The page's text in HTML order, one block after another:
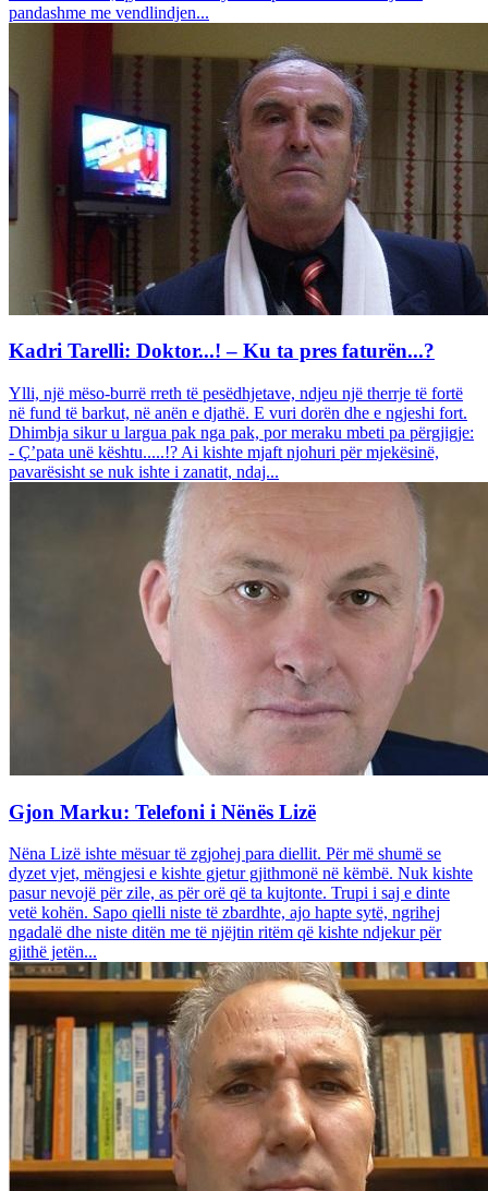
pandashme me vendlindjen...
Kadri Tarelli: Doktor...! – Ku ta pres faturën...?
Ylli, një mëso-burrë rreth të pesëdhjetave, ndjeu një therrje të fortë
në fund të barkut, në anën e djathë. E vuri dorën dhe e ngjeshi fort.
Dhimbja sikur u largua pak nga pak, por meraku mbeti pa përgjigje:
- Ç’pata unë kështu.....!? Ai kishte mjaft njohuri për mjekësinë,
pavarësisht se nuk ishte i zanatit, ndaj...
Gjon Marku: Telefoni i Nënës Lizë
Nëna Lizë ishte mësuar të zgjohej para diellit. Për më shumë se
dyzet vjet, mëngjesi e kishte gjetur gjithmonë në këmbë. Nuk kishte
pasur nevojë për zile, as për orë që ta kujtonte. Trupi i saj e dinte
vetë kohën. Sapo qielli niste të zbardhte, ajo hapte sytë, ngrihej
ngadalë dhe niste ditën me të njëjtin ritëm që kishte ndjekur për
gjithë jetën...